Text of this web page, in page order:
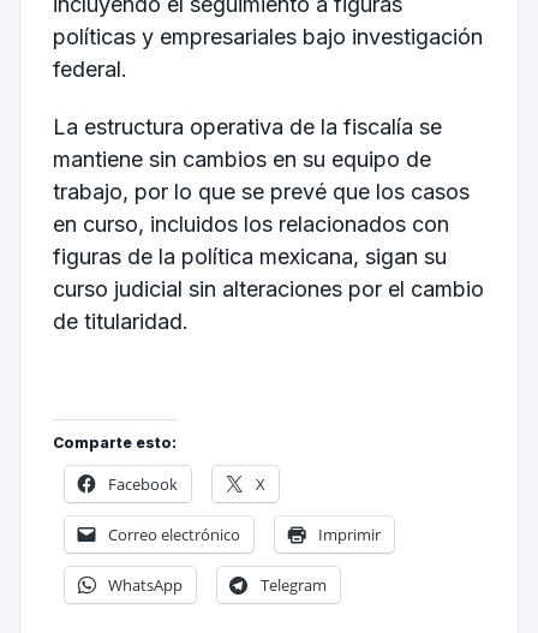
políticas y empresariales bajo investigación
federal.
La estructura operativa de la fiscalía se
mantiene sin cambios en su equipo de
trabajo, por lo que se prevé que los casos
en curso, incluidos los relacionados con
figuras de la política mexicana, sigan su
curso judicial sin alteraciones por el cambio
de titularidad.
Comparte esto:
Facebook X
Correo electrónico Imprimir
WhatsApp Telegram